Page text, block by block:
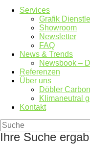
Services
Grafik
Showroom
Newsletter
FAQ
News & Trends
Newsbook –
Referenzen
Über uns
Döbler
Klimaneutral
Kontakt
Ihre Suche